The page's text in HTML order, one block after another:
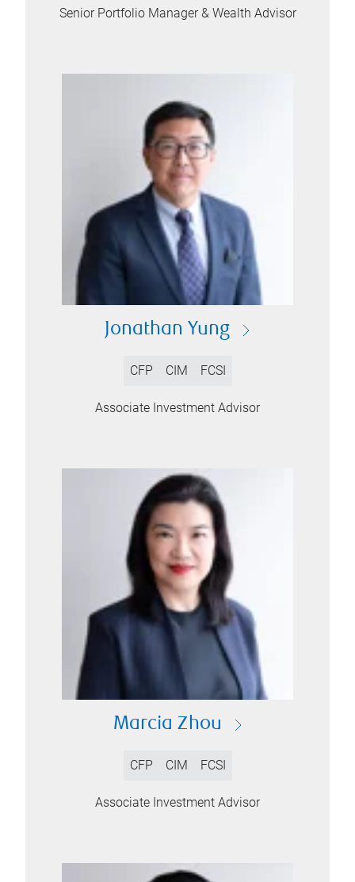
Senior Portfolio Manager & Wealth Advisor
Jonathan Yung
CFP CIM FCSI
Associate Investment Advisor
Marcia Zhou
CFP CIM FCSI
Associate Investment Advisor